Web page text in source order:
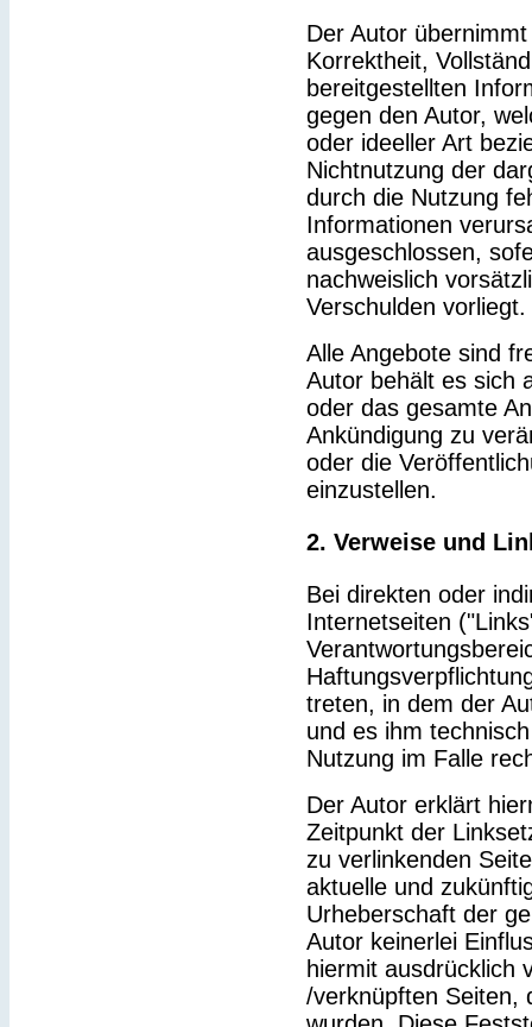
Der Autor
Korrektheit,
bereitgestellten
gegen den Autor,
oder ideeller Art
Nichtnutzung der
durch die Nutzung
Informationen
ausgeschlossen,
nachweislich
Verschulden vorliegt.
Alle Angebote sind
Autor behält es sich
oder das gesamte
Ankündigung zu
oder die
einzustellen.
2. Verweise und
Bei direkten oder
Internetseiten
treten, in dem der
und es ihm
Nutzung im Falle
Der Autor erklärt
Zeitpunkt der
zu verlinkenden
aktuelle und
Urheberschaft der
Autor keinerlei
hiermit ausdrücklich
/verknüpften Seiten,